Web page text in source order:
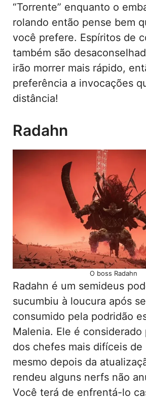
“Torrente” enquanto o
rolando então pense bem
você prefere. Espíritos de
também são
irão morrer mais rápido,
preferência a invocações
distância!
Radahn
O boss Radahn
Radahn é um semideus
sucumbiu à loucura após
consumido pela podridão
Malenia. Ele é considerado
dos chefes mais difíceis de
mesmo depois da
rendeu alguns nerfs não
Você terá de enfrentá-lo